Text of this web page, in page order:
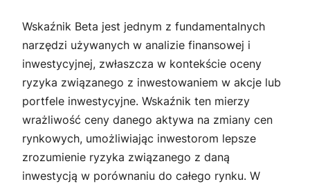
Wskaźnik Beta jest jednym z fundamentalnych
narzędzi używanych w analizie finansowej i
inwestycyjnej, zwłaszcza w kontekście oceny
ryzyka związanego z inwestowaniem w akcje lub
portfele inwestycyjne. Wskaźnik ten mierzy
wrażliwość ceny danego aktywa na zmiany cen
rynkowych, umożliwiając inwestorom lepsze
zrozumienie ryzyka związanego z daną
inwestycją w porównaniu do całego rynku. W